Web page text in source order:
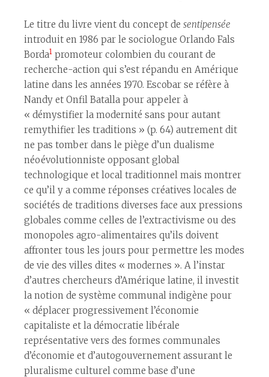
Le titre du livre vient du concept desentipensée
introduit en 1986 par le sociologue Orlando Fals
Borda1 promoteur colombien du courant de
recherche-action qui s’est répandu en Amérique
latine dans les années 1970. Escobar se réfère à
Nandy et Onfil Batalla pour appeler à
« démystifier la modernité sans pour autant
remythifier les traditions » (p. 64) autrement dit
ne pas tomber dans le piège d’un dualisme
néoévolutionniste opposant global
technologique et local traditionnel mais montrer
ce qu’il y a comme réponses créatives locales de
sociétés de traditions diverses face aux pressions
globales comme celles de l’extractivisme ou des
monopoles agro-alimentaires qu’ils doivent
affronter tous les jours pour permettre les modes
de vie des villes dites « modernes ». A l’instar
d’autres chercheurs d’Amérique latine, il investit
la notion de système communal indigène pour
« déplacer progressivement l’économie
capitaliste et la démocratie libérale
représentative vers des formes communales
d’économie et d’autogouvernement assurant le
pluralisme culturel comme base d’une